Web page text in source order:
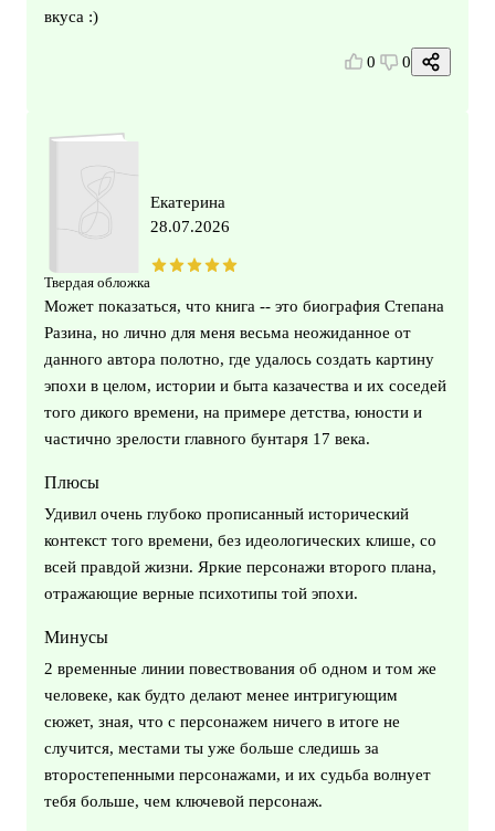
вкуса :)
0 0
Твердая обложка
Екатерина
28.07.2026
Может показаться, что книга -- это биография Степана
Разина, но лично для меня весьма неожиданное от
данного автора полотно, где удалось создать картину
эпохи в целом, истории и быта казачества и их соседей
того дикого времени, на примере детства, юности и
частично зрелости главного бунтаря 17 века.
Плюсы
Удивил очень глубоко прописанный исторический
контекст того времени, без идеологических клише, со
всей правдой жизни. Яркие персонажи второго плана,
отражающие верные психотипы той эпохи.
Минусы
2 временные линии повествования об одном и том же
человеке, как будто делают менее интригующим
сюжет, зная, что с персонажем ничего в итоге не
случится, местами ты уже больше следишь за
второстепенными персонажами, и их судьба волнует
тебя больше, чем ключевой персонаж.